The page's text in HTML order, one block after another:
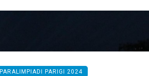
PARALIMPIADI PARIGI 2024